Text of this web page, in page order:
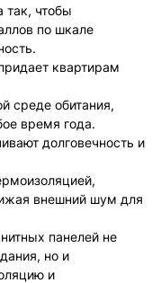
так, чтобы
по шкале
квартирам
среде обитания,
время года.
долговечность и
внешний шум для
панелей не
но и
и